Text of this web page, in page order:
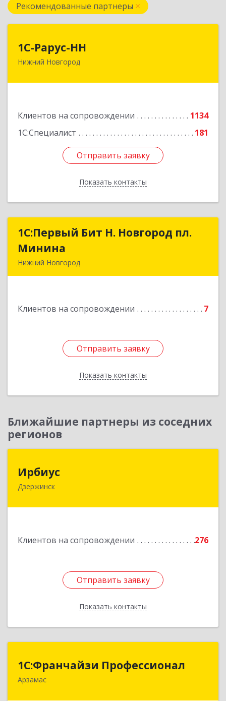
Рекомендованные партнеры
1С-Рарус-НН
Нижний Новгород
Клиентов на сопровождении
1134
1С:Специалист
181
Отправить заявку
Показать контакты
603093, Нижегородская обл, г.о. город Нижний
Подробнее
Отправить заявку
Назад
1С:Первый Бит Н. Новгород пл.
Минина
Нижний Новгород
Клиентов на сопровождении 7
Отправить заявку
Показать контакты
1С:Первый Бит Н. Новгород пл.
Подробнее
Отправить заявку
Назад
Ближайшие партнеры из соседних
регионов
Ирбиус
Дзержинск
Клиентов на сопровождении 276
Отправить заявку
Показать контакты
606016, Нижегородская обл, Дзержинск г,
Отправить заявку
Назад
1С:Франчайзи Профессионал
Арзамас
1С:Франчайзи Профессионал
607227, Нижегородская обл, Арзамас г, Кирова